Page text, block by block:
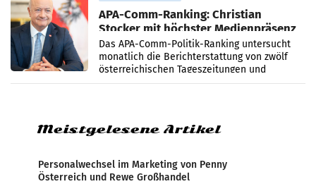
APA-Comm-Ranking: Christian
Stocker mit höchster Medienpräsenz
im Juli
Das APA-Comm-Politik-Ranking untersucht
monatlich die Berichterstattung von zwölf
österreichischen Tageszeitungen und
analysiert, welche Politikerinnen und
Meistgelesene Artikel
Personalwechsel im Marketing von Penny
Österreich und Rewe Großhandel